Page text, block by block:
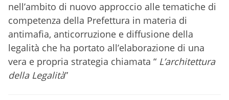
nell’ambito di nuovo approccio alle tematiche di
competenza della Prefettura in materia di
antimafia, anticorruzione e diffusione della
legalità che ha portato all’elaborazione di una
vera e propria strategia chiamata “ L’architettura
della Legalità”